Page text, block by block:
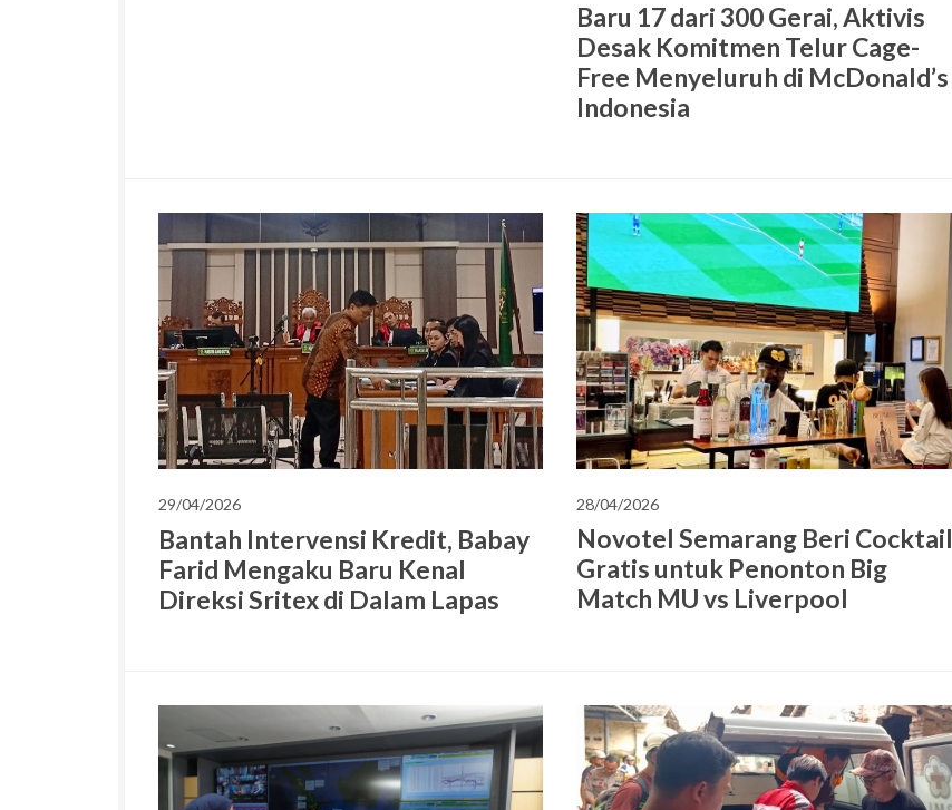
Baru 17 dari 300 Gerai, Aktivis
Desak Komitmen Telur Cage-
Free Menyeluruh di McDonald’s
Indonesia
29/04/2026
Bantah Intervensi Kredit, Babay
Farid Mengaku Baru Kenal
Direksi Sritex di Dalam Lapas
28/04/2026
Novotel Semarang Beri Cocktail
Gratis untuk Penonton Big
Match MU vs Liverpool